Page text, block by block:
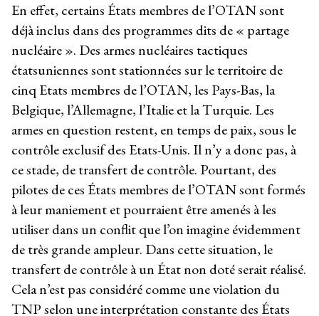
En effet, certains États membres de l’OTAN sont
déjà inclus dans des programmes dits de « partage
nucléaire ». Des armes nucléaires tactiques
étatsuniennes sont stationnées sur le territoire de
cinq Etats membres de l’OTAN, les Pays-Bas, la
Belgique, l’Allemagne, l’Italie et la Turquie. Les
armes en question restent, en temps de paix, sous le
contrôle exclusif des Etats-Unis. Il n’y a donc pas, à
ce stade, de transfert de contrôle. Pourtant, des
pilotes de ces États membres de l’OTAN sont formés
à leur maniement et pourraient être amenés à les
utiliser dans un conflit que l’on imagine évidemment
de très grande ampleur. Dans cette situation, le
transfert de contrôle à un État non doté serait réalisé.
Cela n’est pas considéré comme une violation du
TNP selon une interprétation constante des États